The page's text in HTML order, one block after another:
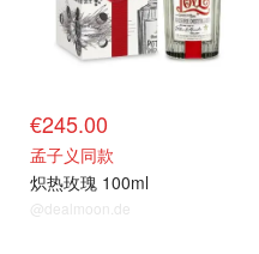
€245.00
孟子义同款
炽热玫瑰 100ml
@dealmoon.de